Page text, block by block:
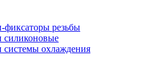
фиксаторы резьбы
силиконовые
системы охлаждения